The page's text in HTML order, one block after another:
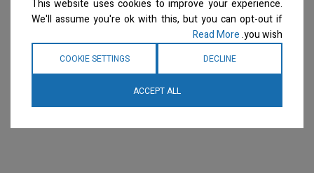
This website uses cookies to improve your experience.
We'll assume you're ok with this, but you can opt-out if
you wish.
Read More
DECLINE
COOKIE SETTINGS
ACCEPT ALL